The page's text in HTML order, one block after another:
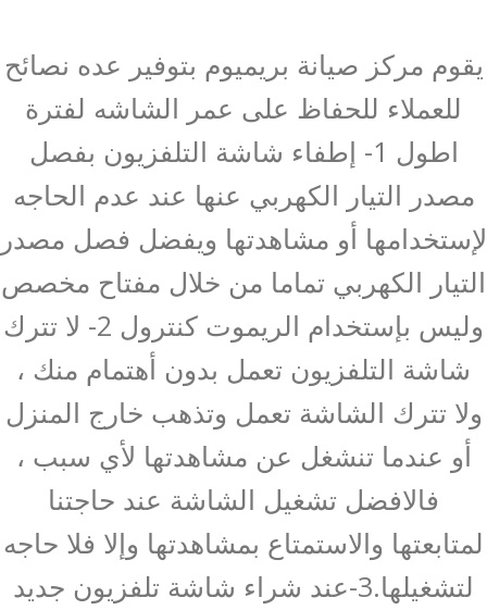
يقوم مركز صيانة بريميوم بتوفير عده نصائح
للعملاء للحفاظ على عمر الشاشه لفترة
اطول 1- إطفاء شاشة التلفزيون بفصل
مصدر التيار الكهربي عنها عند عدم الحاجه
لإستخدامها أو مشاهدتها ويفضل فصل مصدر
التيار الكهربي تماما من خلال مفتاح مخصص
وليس بإستخدام الريموت كنترول 2- لا تترك
شاشة التلفزيون تعمل بدون أهتمام منك ،
ولا تترك الشاشة تعمل وتذهب خارج المنزل
أو عندما تنشغل عن مشاهدتها لأي سبب ،
فالافضل تشغيل الشاشة عند حاجتنا
لمتابعتها والاستمتاع بمشاهدتها وإلا فلا حاجه
لتشغيلها.3-عند شراء شاشة تلفزيون جديد